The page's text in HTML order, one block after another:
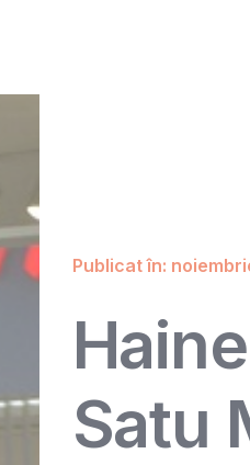
Publicat în:
Satu